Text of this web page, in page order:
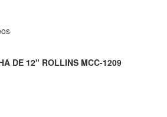
DE 12" ROLLINS MCC-1209